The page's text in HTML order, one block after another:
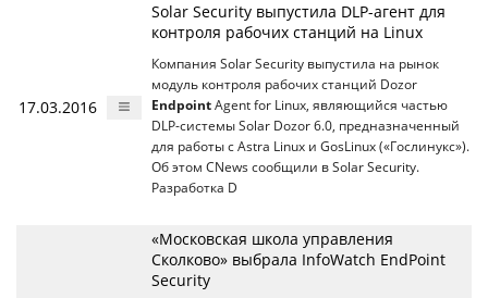
17.03.2016
Solar Security выпустила DLP-агент для
контроля рабочих станций на Linux
Компания Solar Security выпустила на рынок
модуль контроля рабочих станций Dozor
Endpoint Agent for Linux, являющийся частью
DLP-системы Solar Dozor 6.0, предназначенный
для работы с Astra Linux и GosLinux («Гослинукс»).
Об этом CNews сообщили в Solar Security.
Разработка D
«Московская школа управления
Сколково» выбрала InfoWatch EndPoint
Security